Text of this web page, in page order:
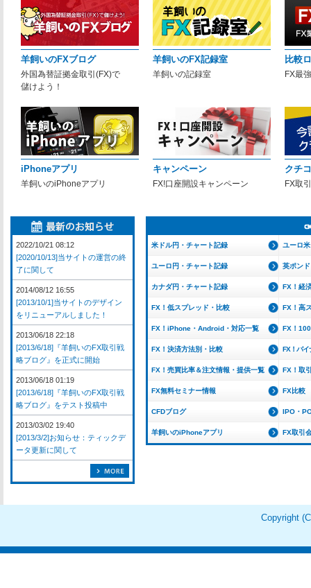
羊飼いのFXブログ
外国為替証拠金取引(FX)で
儲けよう！
羊飼いのFX記録室
羊飼いの記録室
比較
FX最
iPhoneアプリ
羊飼いのiPhoneアプリ
キャンペーン
FX!口座開設キャンペーン
クチ
FX取
米ドル円・チャート記録 ユーロ
ユーロ円・チャート記録 英ポン
カナダ円・チャート記録 FX！経
FX！低スプレッド・比較 FX！高
FX！iPhone・Android・対応一覧 FX！
FX！決済方法別・比較 FX！バイ
FX！売買比率＆注文情報・提供一覧 FX！取
FX無料セミナー情報 FX比較
CFDブログ IPO・
羊飼いのiPhoneアプリ FX取引
2022/10/21 08:12
[2020/10/13]当サイトの運営の終
了に関して
2014/08/12 16:55
[2013/10/1]当サイトのデザイン
をリニューアルしました！
2013/06/18 22:18
[2013/6/18]『羊飼いのFX取引戦
略ブログ』を正式に開始
2013/06/18 01:19
[2013/6/18]『羊飼いのFX取引戦
略ブログ』をテスト投稿中
2013/03/02 19:40
[2013/3/2]お知らせ：ティックデ
ータ更新に関して
Copyright